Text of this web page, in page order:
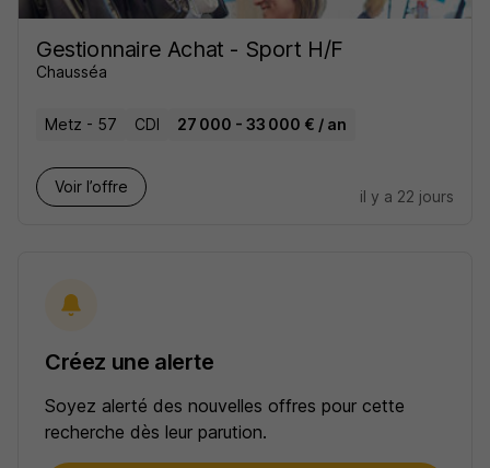
Gestionnaire Achat - Sport H/F
Chausséa
Metz - 57 CDI 27 000 - 33 000 € / an
Voir l’offre
il y a 22 jours
Créez une alerte
Soyez alerté des nouvelles offres pour cette
recherche dès leur parution.